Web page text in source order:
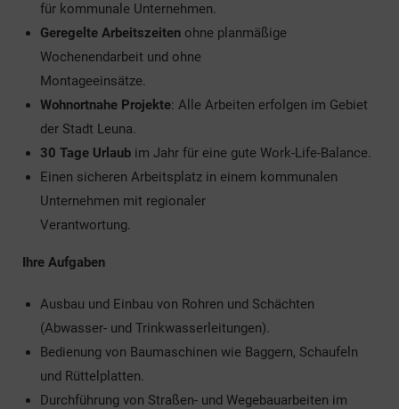
für kommunale Unternehmen.
Geregelte Arbeitszeiten ohne planmäßige
Wochenendarbeit und ohne
Montageeinsätze.
Wohnortnahe Projekte: Alle Arbeiten erfolgen im Gebiet
der Stadt Leuna.
30 Tage Urlaub im Jahr für eine gute Work-Life-Balance.
Einen sicheren Arbeitsplatz in einem kommunalen
Unternehmen mit regionaler
Verantwortung.
Ihre Aufgaben
Ausbau und Einbau von Rohren und Schächten
(Abwasser- und Trinkwasserleitungen).
Bedienung von Baumaschinen wie Baggern, Schaufeln
und Rüttelplatten.
Durchführung von Straßen- und Wegebauarbeiten im